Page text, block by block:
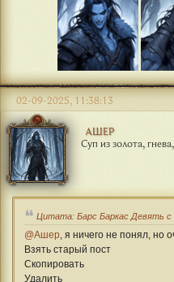
АШЕР
Суп из золота,
02-09-2025, 11:38:13
Цитата: Барс Баркас Девять с
@Ашер , я ничего не понял, но
Взять старый пост
Скопировать
Удалить